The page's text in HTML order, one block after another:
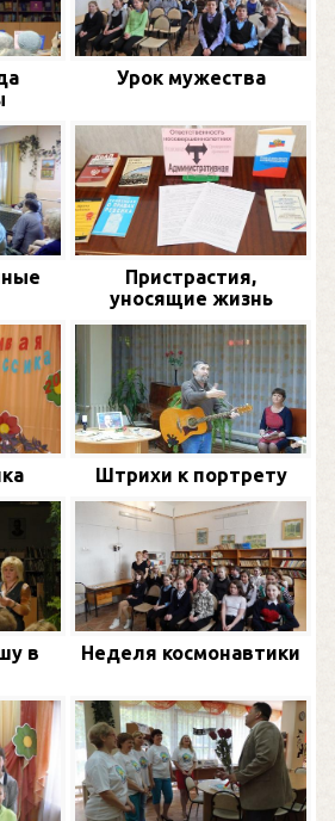
Урок мужества
Пристрастия,
уносящие жизнь
Штрихи к портрету
в
Неделя космонавтики